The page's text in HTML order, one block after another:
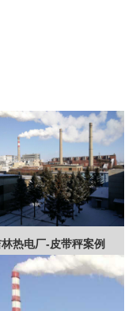
热电厂-皮带秤案例